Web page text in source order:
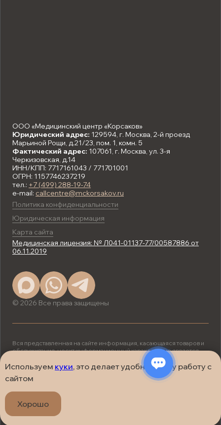
Используем куки, это делает удобнее вашу работу с
сайтом
Хорошо
ООО «Медицинский центр «Корсаков»
Юридический адрес: 129594, г. Москва, 2-й проезд
Марьиной Рощи, д.21/23, пом. 1, комн. 5
Фактический адрес: 107061, г. Москва, ул. 3-я
Черкизовская, д.14
ИНН/КПП: 7717161043 / 771701001
ОГРН: 1157746237219
тел.: +7 (499) 288-19-74
e-mail: callcentre@mckorsakov.ru
Политика конфиденциальности
Юридическая информация
Карта сайта
Медицинская лицензия: № Л041-01137-77/00587886 от
06.11.2019
© 2026 Все права защищены
Вся представленная на сайте информация, касающаяся товаров и
обслуживания, носит информационный характер и не является
публичной офертой, определяемой положениями ст. 437 (2) ГК
РФ.
ИМЕЮТСЯ ПРОТИВОПОКАЗАНИЯ.
СПЕЦИАЛИСТА.
Сделано в Ягода Дизайн